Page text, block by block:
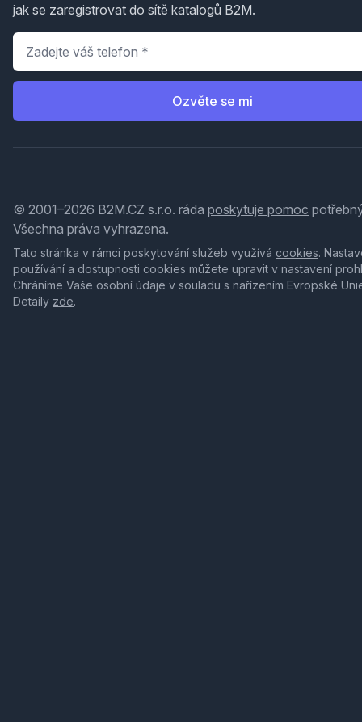
jak se zaregistrovat do sítě katalogů B2M.
Telefon
Ozvěte se mi
© 2001–2026 B2M.CZ s.r.o. ráda poskytuje pomoc
Všechna práva vyhrazena.
Tato stránka v rámci poskytování služeb využívá cookies.
používání a dostupnosti cookies můžete upravit v nastavení
Chráníme Vaše osobní údaje v souladu s nařízením Evropské
Detaily zde.